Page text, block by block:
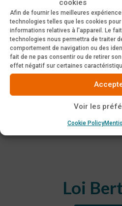
cookies
Afin de fournir les meilleures
technologies telles que les cookies
informations relatives à l'appareil. Le
technologies nous permettra de traiter
comportement de navigation ou des
fait de ne pas consentir ou de retirer
effet négatif sur certaines
Voir les
Cookie Policy
& Cas
En savoir
Loi